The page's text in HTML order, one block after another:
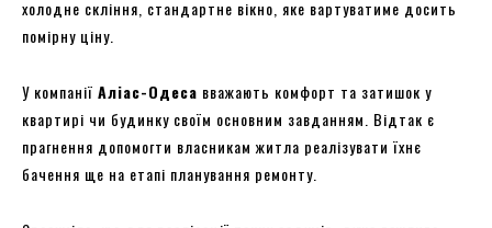
холодне скління, стандартне вікно, яке вартуватиме досить
помірну ціну.
У компанії Аліас-Одеса вважають комфорт та затишок у
квартирі чи будинку своїм основним завданням. Відтак є
прагнення допомогти власникам житла реалізувати їхнє
бачення ще на етапі планування ремонту.